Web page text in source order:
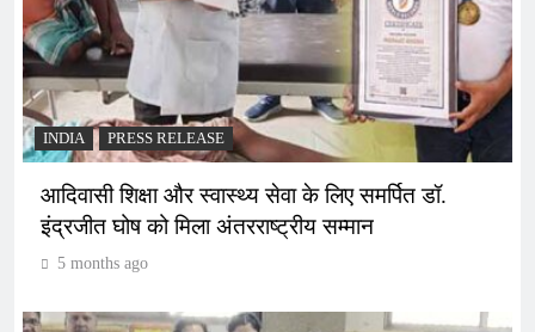
INDIA PRESS RELEASE
आदिवासी शिक्षा और स्वास्थ्य सेवा के लिए समर्पित डॉ.
इंद्रजीत घोष को मिला अंतरराष्ट्रीय सम्मान
5 months ago